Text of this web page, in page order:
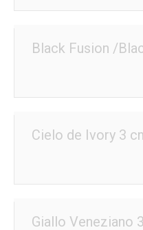
Black Fusion /
Cielo de Ivory 3
Giallo Veneziano